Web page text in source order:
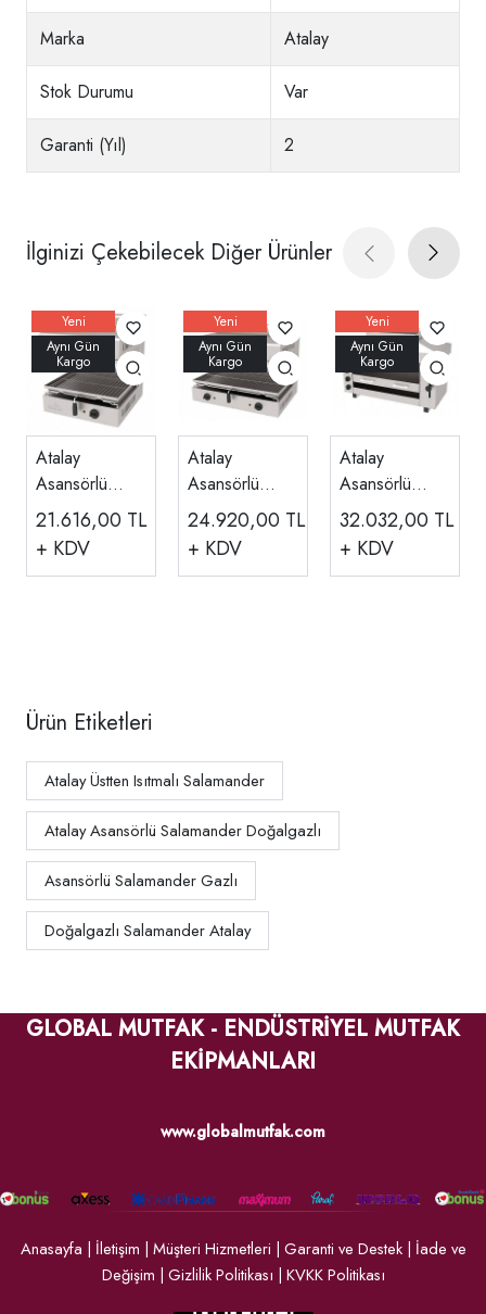
Marka Atalay
Stok Durumu Var
Garanti (Yıl) 2
İlginizi Çekebilecek Diğer Ürünler
Atalay
Asansörlü
Salamander
Elektrikli 45
Cm, ASM-45
21.616,00 TL
+ KDV
Atalay
Asansörlü
Salamander
Elektrikli 65
Cm, ASM-65
24.920,00 TL
+ KDV
Atalay
Asansörlü
Salamander 3
Rezistanslı
Elektrikli ASM-
32.032,00 TL
+ KDV
Ürün Etiketleri
Atalay Üstten Isıtmalı Salamander
Atalay Asansörlü Salamander Doğalgazlı
Asansörlü Salamander Gazlı
Doğalgazlı Salamander Atalay
GLOBAL MUTFAK - ENDÜSTRİYEL MUTFAK
EKİPMANLARI
www.globalmutfak.com
Anasayfa | İletişim | Müşteri Hizmetleri | Garanti ve Destek| İade ve
Değişim | Gizlilik Politikası | KVKK Politikası